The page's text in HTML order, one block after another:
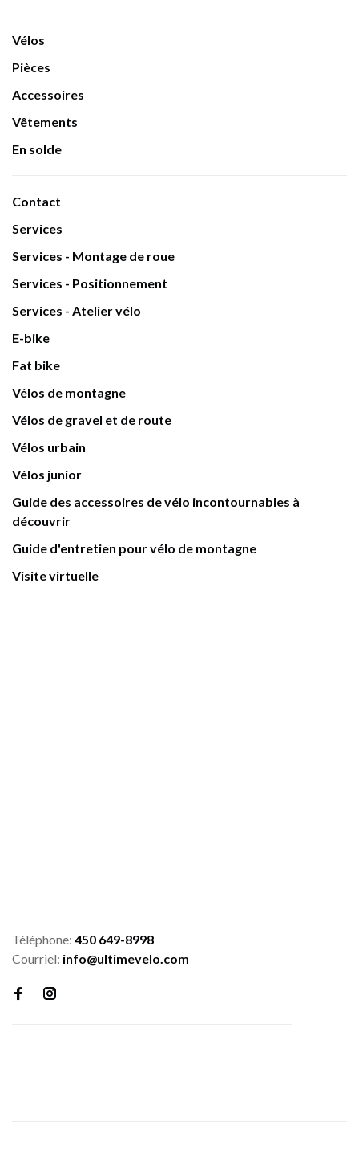
Vélos
Pièces
Accessoires
Vêtements
En solde
Contact
Services
Services - Montage de roue
Services - Positionnement
Services - Atelier vélo
E-bike
Fat bike
Vélos de montagne
Vélos de gravel et de route
Vélos urbain
Vélos junior
Guide des accessoires de vélo incontournables à
découvrir
Guide d'entretien pour vélo de montagne
Visite virtuelle
Téléphone: 450 649-8998
Courriel: info@ultimevelo.com